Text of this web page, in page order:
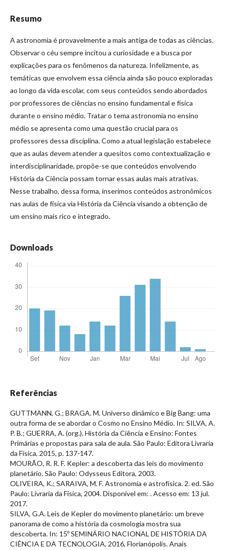
Resumo
A astronomia é provavelmente a mais antiga de todas as ciências.
Observar o céu sempre incitou a curiosidade e a busca por
explicações para os fenômenos da natureza. Infelizmente, as
temáticas que envolvem essa ciência ainda são pouco exploradas
ao longo da vida escolar, com seus conteúdos sendo abordados
por professores de ciências no ensino fundamental e física
durante o ensino médio. Tratar o tema astronomia no ensino
médio se apresenta como uma questão crucial para os
professores dessa disciplina. Como a atual legislação estabelece
que as aulas devem atender a quesitos como contextualização e
interdisciplinaridade, propõe-se que conteúdos envolvendo
História da Ciência possam tornar essas aulas mais atrativas.
Nesse trabalho, dessa forma, inserimos conteúdos astronômicos
nas aulas de física via História da Ciência visando a obtenção de
um ensino mais rico e integrado.
Downloads
Referências
GUTTMANN, G.; BRAGA. M. Universo dinâmico e Big Bang: uma
outra forma de se abordar o Cosmo no Ensino Médio. In: SILVA, A.
P. B.; GUERRA, A. (org.). História da Ciência e Ensino: Fontes
Primárias e propostas para sala de aula. São Paulo: Editora Livraria
da Física, 2015, p. 137-147.
MOURÃO, R. R. F. Kepler: a descoberta das leis do movimento
planetário. São Paulo: Odysseus Editora, 2003.
OLIVEIRA, K.; SARAIVA, M. F. Astronomia e astrofísica. 2. ed. São
Paulo: Livraria da Fisica, 2004. Disponível em: . Acesso em: 13 jul.
2017.
SILVA, G.A. Leis de Kepler do movimento planetário: um breve
panorama de como a história da cosmologia mostra sua
descoberta. In: 15º SEMINÁRIO NACIONAL DE HISTÓRIA DA
CIÊNCIA E DA TECNOLOGIA, 2016, Florianópolis. Anais